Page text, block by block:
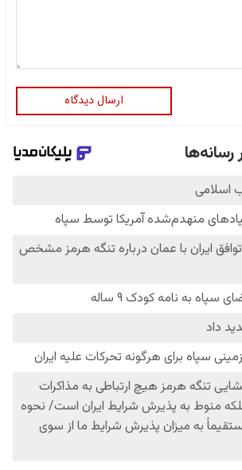
ارسال دیدگاه